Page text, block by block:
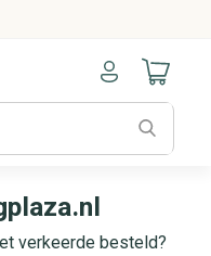
Naar
verkeerde besteld?